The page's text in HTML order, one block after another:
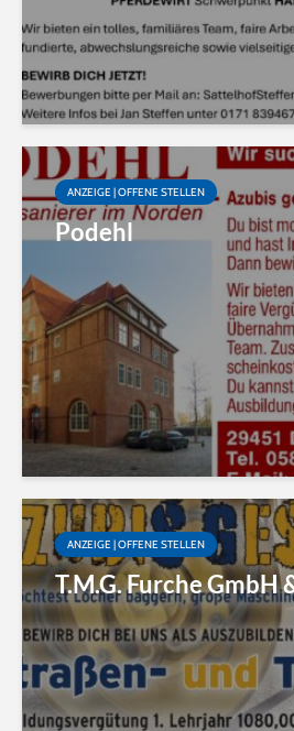
ANZEIGE | OFFENE STELLEN
Podehl
ANZEIGE | OFFENE STELLEN
T.M.G. Furche GmbH